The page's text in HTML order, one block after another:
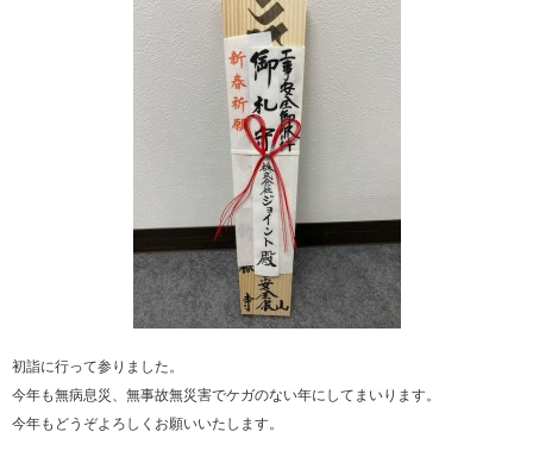
初詣に行って参りました。
今年も無病息災、無事故無災害でケガのない年にしてまいります。
今年もどうぞよろしくお願いいたします。